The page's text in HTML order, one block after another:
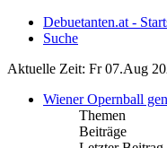
Debuetanten.at -
Suche
Aktuelle Zeit: Fr 07.Aug
Wiener Opernball
Themen
Beiträge